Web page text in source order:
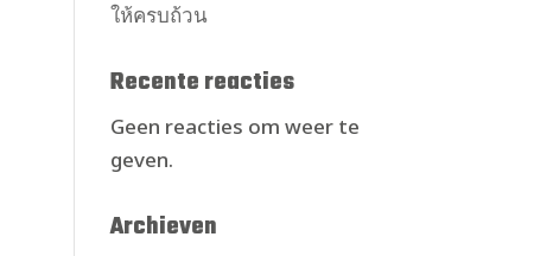
ให้ครบถ้วน
Recente reacties
Geen reacties om weer te
geven.
Archieven